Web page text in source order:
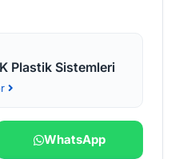
Plastik Sistemleri
WhatsApp